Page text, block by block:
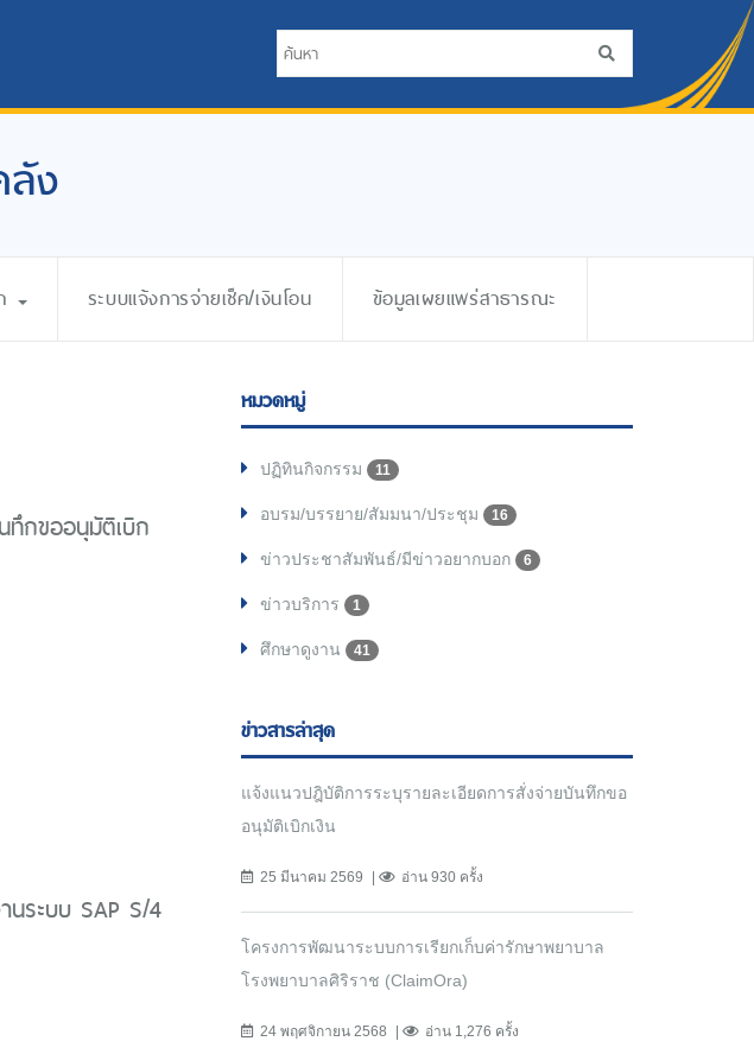
ลัง
ระบบแจ้งการจ่ายเช็ค/เงินโอน ข้อมูลเผยแพร่สาธารณะ
ทึกขออนุมัติเบิก
ระบบ SAP S/4
หมวดหมู่
ปฏิทินกิจกรรม 11
อบรม/บรรยาย/สัมมนา/ประชุม 16
ข่าวประชาสัมพันธ์/มีข่าวอยากบอก 6
ข่าวบริการ 1
ศึกษาดูงาน 41
ข่าวสารล่าสุด
แจ้งแนวปฎิบัติการระบุรายละเอียดการสั่งจ่ายบันทึกขอ
อนุมัติเบิกเงิน
25 มีนาคม 2569 อ่าน 930 ครั้ง
โครงการพัฒนาระบบการเรียกเก็บค่ารักษาพยาบาล
โรงพยาบาลศิริราช (ClaimOra)
24 พฤศจิกายน 2568 อ่าน 1,276 ครั้ง